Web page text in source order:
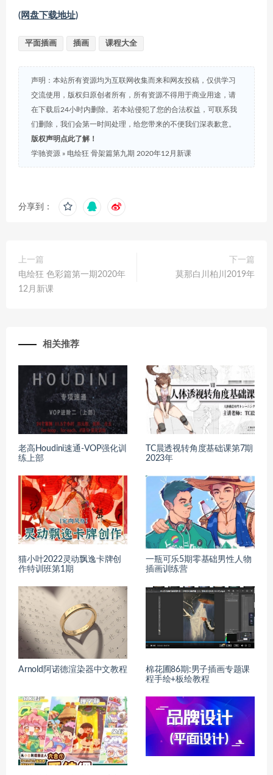
(网盘下载地址)
平面插画 插画 课程大全
声明：本站所有资源均为互联网收集而来和网友投稿，仅供学习
交流使用，版权归原创者所有，所有资源不得用于商业用途，请
在下载后24小时内删除。若本站侵犯了您的合法权益，可联系我
们删除，我们会第一时间处理，给您带来的不便我们深表歉意。
版权声明点此了解！
学驰资源 » 电绘狂 骨架篇第九期 2020年12月新课
分享到：
上一篇
电绘狂 色彩篇第一期2020年
12月新课
下一篇
莫那白川柏川2019年
相关推荐
老高Houdini速通-VOP强化训
练上部
TC晨透视转角度基础课第7期
2023年
猫小叶2022灵动飘逸卡牌创
作特训班第1期
一瓶可乐5期零基础男性人物
插画训练营
Arnold阿诺德渲染器中文教程
棉花圃86期:男子插画专题课
程手绘+板绘教程